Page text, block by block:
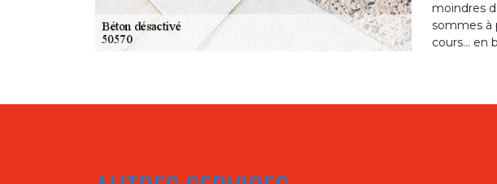
moindres
sommes à
cours… en